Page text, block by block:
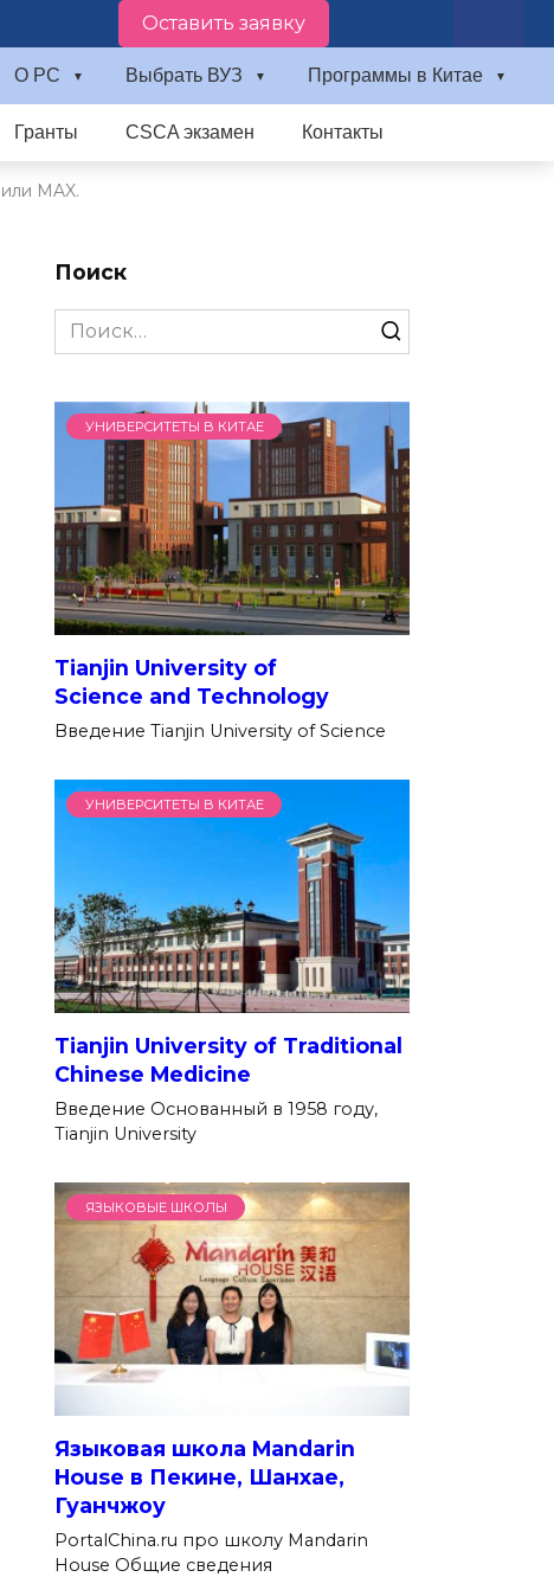
Оставить заявку
О PC Выбрать ВУЗ Программы в Китае
Гранты CSCA экзамен Контакты
MAX.
Поиск
Search
for:
УНИВЕРСИТЕТЫ В КИТАЕ
Tianjin University of
Science and Technology
Введение Tianjin University of Science
УНИВЕРСИТЕТЫ В КИТАЕ
Tianjin University of Traditional
Chinese Medicine
Введение Основанный в 1958 году,
Tianjin University
ЯЗЫКОВЫЕ ШКОЛЫ
Языковая школа Mandarin
House в Пекине, Шанхае,
Гуанчжоу
PortalChina.ru про школу Mandarin
House Общие сведения